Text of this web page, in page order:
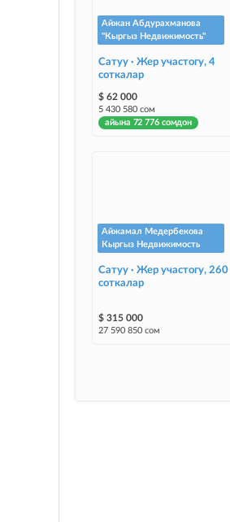
Айжан Абдурахманова
"Кыргыз Недвижимость"
Сатуу · Жер участогу, 4
соткалар
$ 62 000
5 430 580 сом
айына 72 776 сомдон
Айжамал Медербекова
Кыргыз Недвижимость
Сатуу · Жер участогу, 260
соткалар
$ 315 000
27 590 850 сом